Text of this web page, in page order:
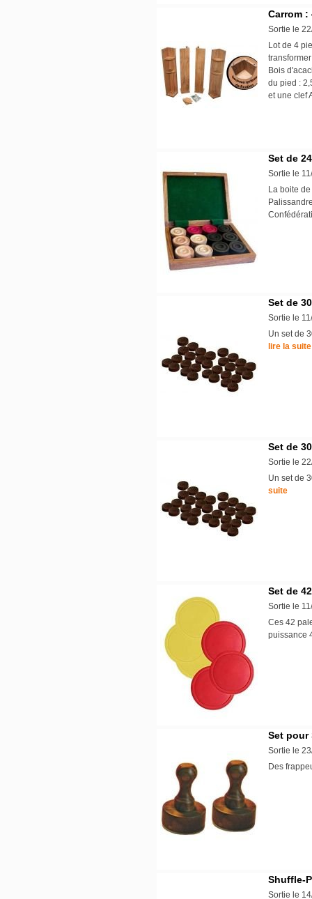
Carrom :
Sortie le
Lot de 4
Bois
du pied :
et une clef
Set de
Sortie le
La boite
Set de
Sortie le
Un set de
lire la suite
Set de
Sortie le
Un set de
suite
Set de
Sortie le
Ces 42
Set pour
Sortie le
Des
Shuffle-
Sortie le